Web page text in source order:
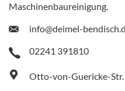
Maschinenbaureinigung.
info@deimel-
02241 391810
Otto-von-Guericke-